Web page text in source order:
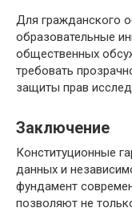
Для гражданского
образовательные
общественных
требовать
защиты прав
Заключение
Конституционные
данных и
фундамент
позволяют не